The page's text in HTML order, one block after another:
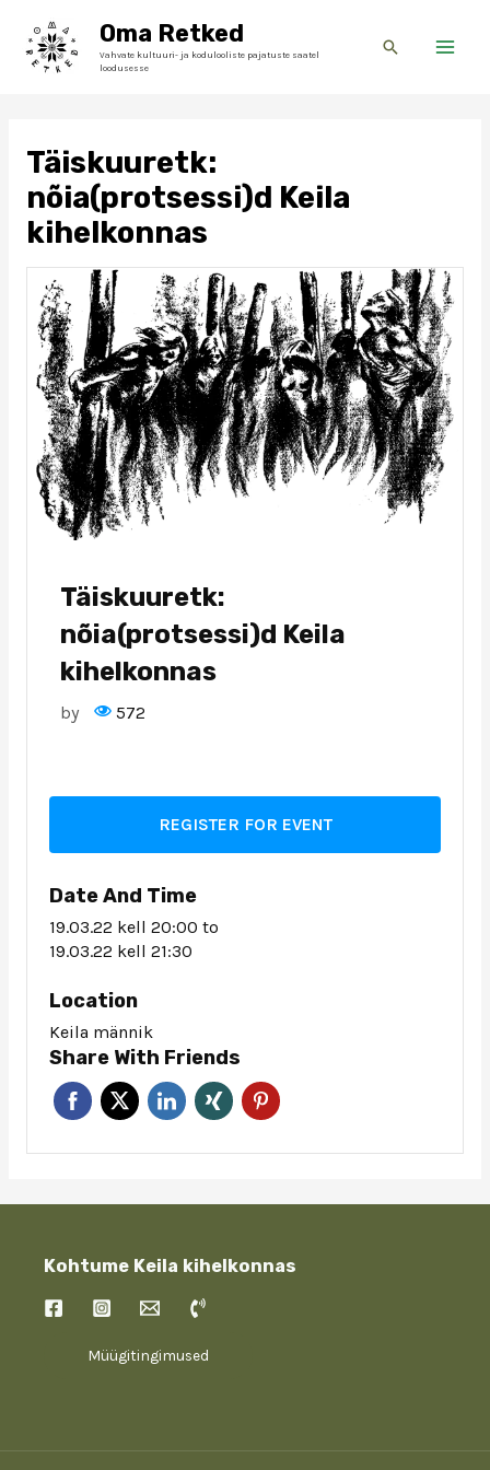
content
Oma Retked
Vahvate kultuuri- ja kodulooliste pajatuste saatel
loodusesse
Search
Täiskuuretk:
nõia(protsessi)d Keila
kihelkonnas
Täiskuuretk:
nõia(protsessi)d Keila
kihelkonnas
by 572
REGISTER FOR EVENT
Date And Time
19.03.22 kell 20:00 to
19.03.22 kell 21:30
Location
Keila männik
Share With Friends
Kohtume Keila kihelkonnas
Müügitingimused